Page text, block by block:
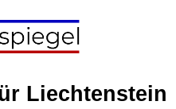
Liechtenstein